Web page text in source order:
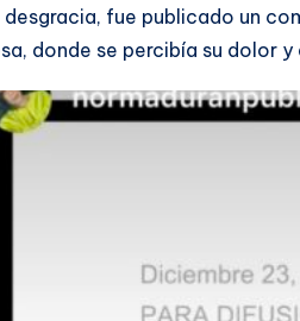
desgracia, fue publicado un
donde se percibía su dolor